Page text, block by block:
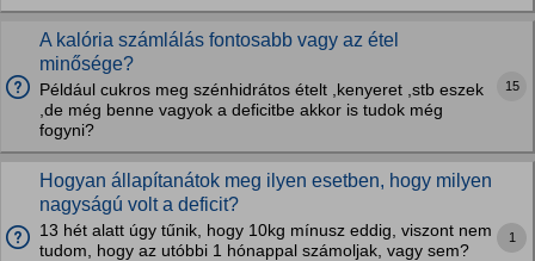
A kalória számlálás fontosabb vagy az étel
minősége?
Például cukros meg szénhidrátos ételt ,kenyeret ,stb eszek
,de még benne vagyok a deficitbe akkor is tudok még
fogyni?
15
Hogyan állapítanátok meg ilyen esetben, hogy milyen
nagyságú volt a deficit?
13 hét alatt úgy tűnik, hogy 10kg mínusz eddig, viszont nem
tudom, hogy az utóbbi 1 hónappal számoljak, vagy sem?
1